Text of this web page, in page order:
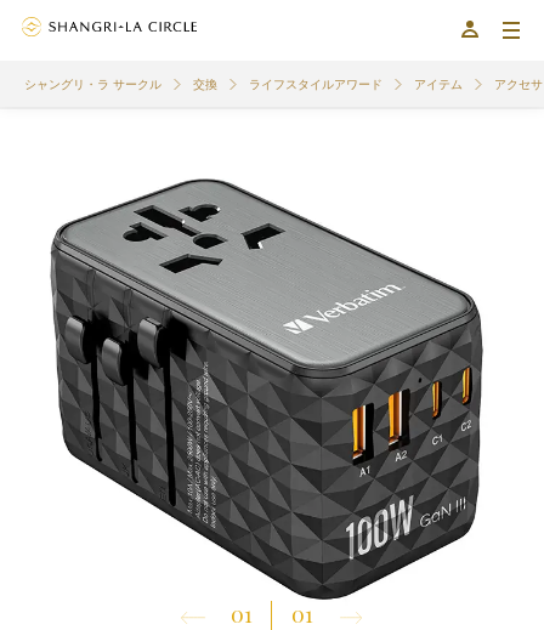
シャングリ・ラ サークル 交換 ライフスタイルアワード アイテム アクセ
01 01